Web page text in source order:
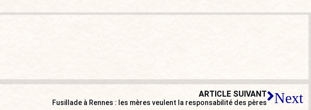
ARTICLE SUIVANT
Fusillade à Rennes : les mères veulent la responsabilité des pères Next